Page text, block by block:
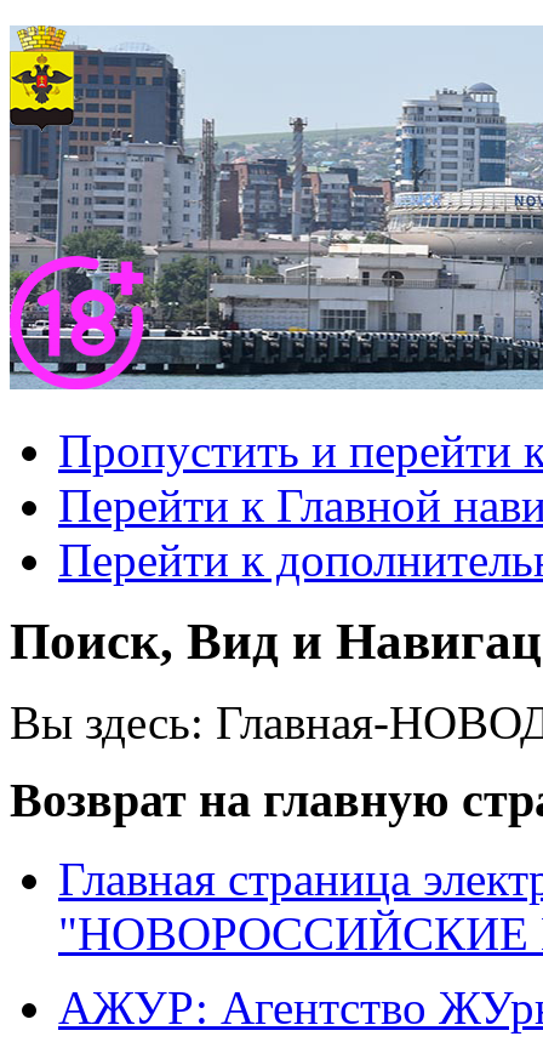
Пропустить и перейти
Перейти к Главной
Перейти к
Поиск, Вид и
Вы здесь: Главная-
Возврат на главную
Главная страница
"НОВОРОССИЙСКИЕ
АЖУР: Агентство